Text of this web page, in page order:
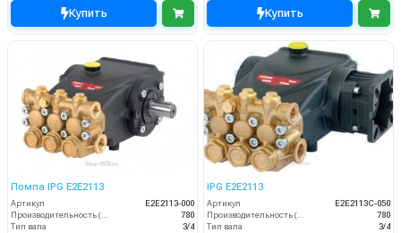
Купить Купить
Помпа IPG E2E2113
Артикул
E2E2113-000
Производительность (л/ч)
780
Тип вала
3/4
IPG E2E2113
Артикул
E2E2113C-050
Производительность (л/ч)
780
Тип вала
3/4